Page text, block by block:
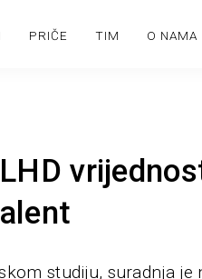
PRIČE TIM O NAMA
studiju, suradnja je